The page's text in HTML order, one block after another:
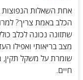
אחת השאלות הנפוצות
הכלב באמת צריך?
שתזונה נכונה לכלב
מצב בריאותי ואפילו
שומרת על משקל תקין,
חיים.